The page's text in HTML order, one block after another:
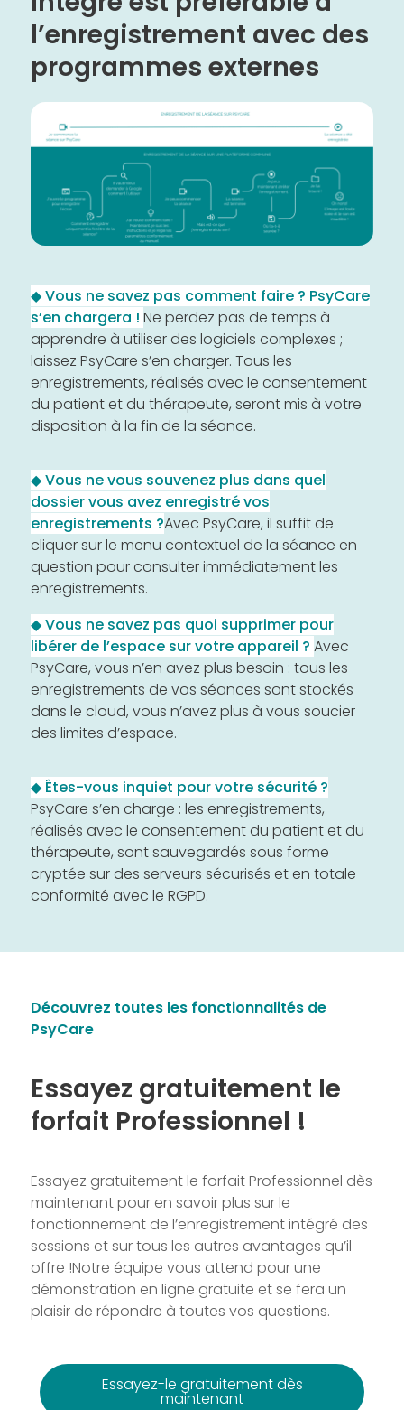
l’enregistrement avec des
programmes externes
◆ Vous ne savez pas comment faire ? PsyCare
s’en chargera ! Ne perdez pas de temps à
apprendre à utiliser des logiciels complexes ;
laissez PsyCare s’en charger. Tous les
enregistrements, réalisés avec le consentement
du patient et du thérapeute, seront mis à votre
disposition à la fin de la séance.
◆ Vous ne vous souvenez plus dans quel
dossier vous avez enregistré vos
enregistrements ?Avec PsyCare, il suffit de
cliquer sur le menu contextuel de la séance en
question pour consulter immédiatement les
enregistrements.
◆ Vous ne savez pas quoi supprimer pour
libérer de l’espace sur votre appareil ? Avec
PsyCare, vous n’en avez plus besoin : tous les
enregistrements de vos séances sont stockés
dans le cloud, vous n’avez plus à vous soucier
des limites d’espace.
◆ Êtes-vous inquiet pour votre sécurité ?
PsyCare s’en charge : les enregistrements,
réalisés avec le consentement du patient et du
thérapeute, sont sauvegardés sous forme
cryptée sur des serveurs sécurisés et en totale
conformité avec le RGPD.
Découvrez toutes les fonctionnalités de
PsyCare
Essayez gratuitement le
forfait Professionnel !
Essayez gratuitement le forfait Professionnel dès
maintenant pour en savoir plus sur le
fonctionnement de l’enregistrement intégré des
sessions et sur tous les autres avantages qu’il
offre !Notre équipe vous attend pour une
démonstration en ligne gratuite et se fera un
plaisir de répondre à toutes vos questions.
Essayez-le gratuitement dès
maintenant